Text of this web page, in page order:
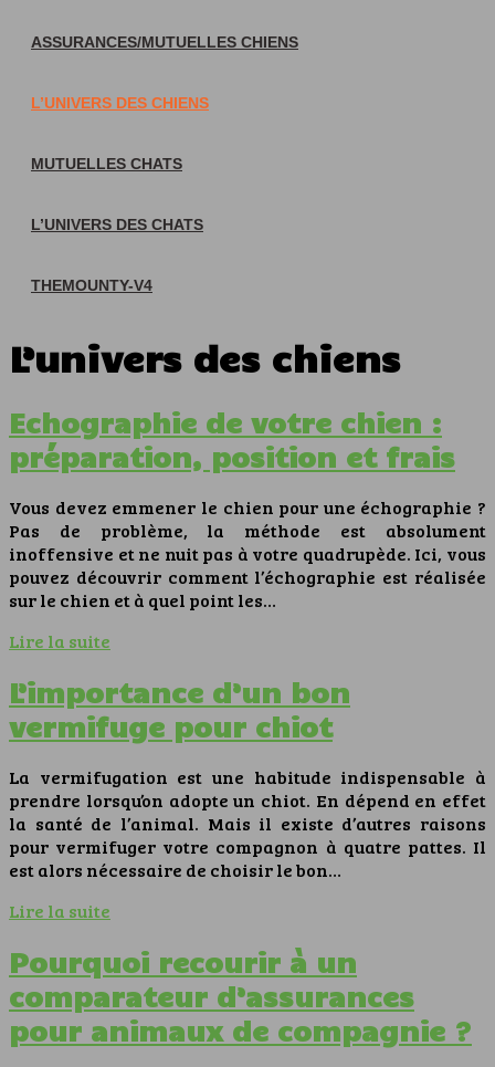
ASSURANCES/MUTUELLES CHIENS
L’UNIVERS DES CHIENS
MUTUELLES CHATS
L’UNIVERS DES CHATS
THEMOUNTY-V4
L’univers des chiens
Echographie de votre chien :
préparation, position et frais
Vous devez emmener le chien pour une échographie ?
Pas de problème, la méthode est absolument
inoffensive et ne nuit pas à votre quadrupède. Ici, vous
pouvez découvrir comment l’échographie est réalisée
sur le chien et à quel point les…
Lire la suite
L’importance d’un bon
vermifuge pour chiot
La vermifugation est une habitude indispensable à
prendre lorsqu’on adopte un chiot. En dépend en effet
la santé de l’animal. Mais il existe d’autres raisons
pour vermifuger votre compagnon à quatre pattes. Il
est alors nécessaire de choisir le bon…
Lire la suite
Pourquoi recourir à un
comparateur d’assurances
pour animaux de compagnie ?